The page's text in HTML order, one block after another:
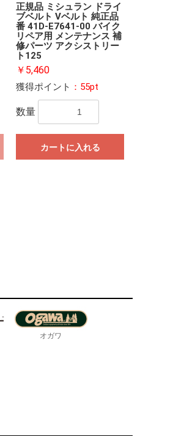
正規品 ミシュラン ドライ
ブベルト Vベルト 純正品
番 41D-E7641-00 バイク
リペア用 メンテナンス 補
修パーツ アクシストリー
ト125
￥5,460
獲得ポイント ：55pt
数量
カートに入れる
オガワ